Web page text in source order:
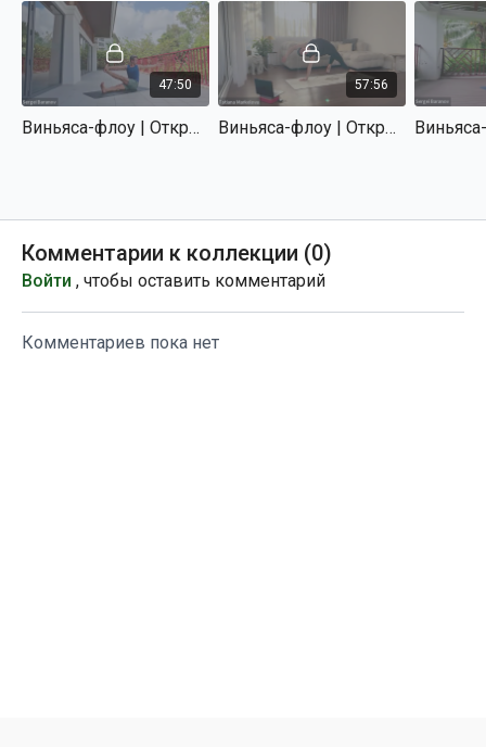
47:50
Виньяса-флоу | Открытые уроки | Практика 1 | Сергей Баранов
57:56
Виньяса-флоу | Открытые уроки | Практика 2 | Татьяна Маркелова
Комментарии к коллекции (0)
Войти , чтобы оставить комментарий
Комментариев пока нет